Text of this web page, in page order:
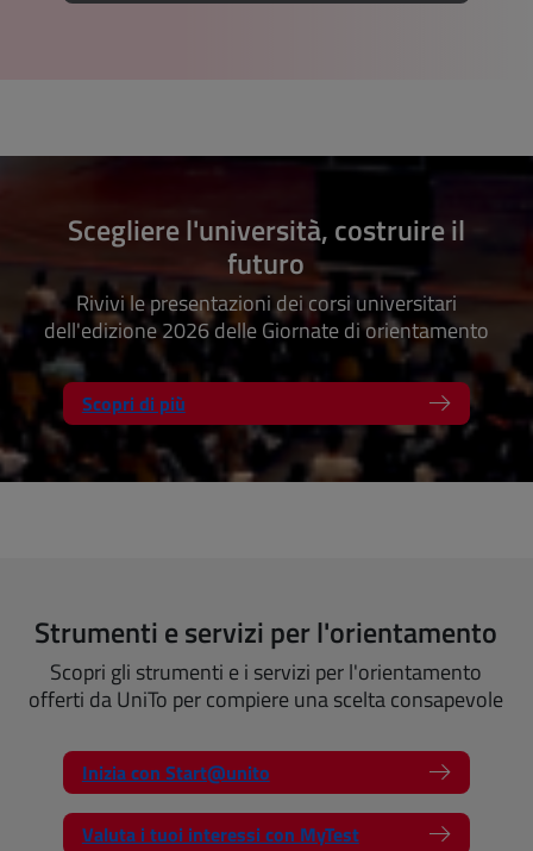
Scegliere l'università, costruire il
futuro
Rivivi le presentazioni dei corsi universitari
dell'edizione 2026 delle Giornate di orientamento
Scopri di più
Strumenti e servizi per l'orientamento
Scopri gli strumenti e i servizi per l'orientamento
offerti da UniTo per compiere una scelta consapevole
Inizia con Start@unito
Valuta i tuoi interessi con MyTest